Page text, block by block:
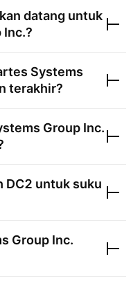
datang untuk
Inc.?
Systems
terakhir?
Group Inc.
DC2 untuk suku
Group Inc.